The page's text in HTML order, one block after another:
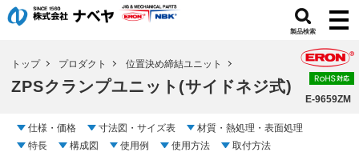
製品検索
トップ プロダクト 位置決め締結ユニット
ZPSクランプユニット(サイドネジ式)
E-9659ZM
仕様・価格 寸法図・サイズ表
材質・熱処理・表面処理
特長
構成図 使用例 使用方法
取付方法